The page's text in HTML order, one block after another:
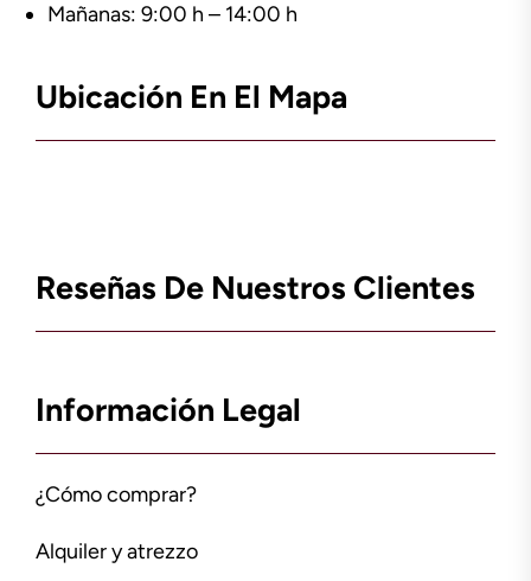
Mañanas: 9:00 h – 14:00 h
Ubicación En El Mapa
Reseñas De Nuestros Clientes
Información Legal
¿Cómo comprar?
Alquiler y atrezzo